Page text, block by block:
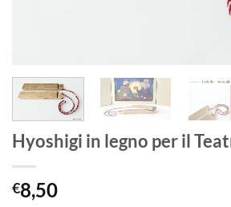
Hyoshigi in legno per il
€8,50